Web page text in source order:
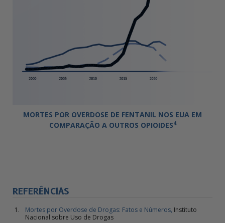
MORTES POR OVERDOSE DE FENTANIL NOS EUA EM
COMPARAÇÃO A OUTROS OPIOIDES4
REFERÊNCIAS
Mortes por Overdose de Drogas: Fatos e Números, Instituto
Nacional sobre Uso de Drogas